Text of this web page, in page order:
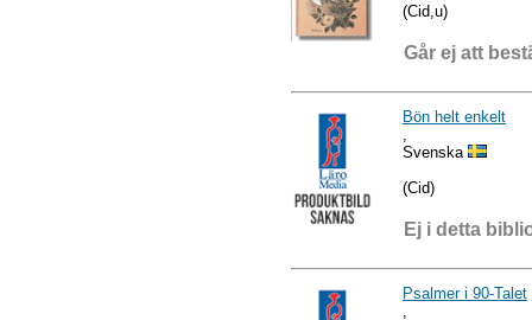
(Cid,u)
Går ej att
Bön helt enkelt
Svenska
(Cid)
Ej i detta
Psalmer i 90-Talet